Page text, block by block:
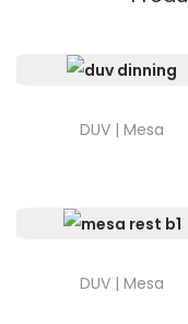
DUV | Mesa
DUV | Mesa